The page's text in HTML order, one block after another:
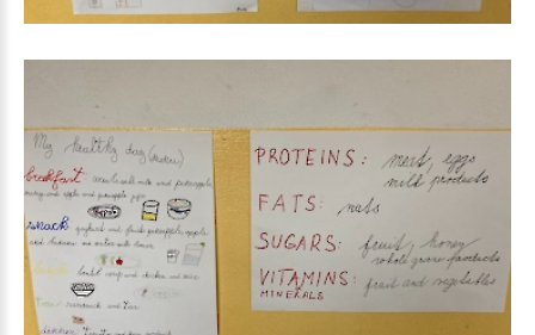
My healthy day_4